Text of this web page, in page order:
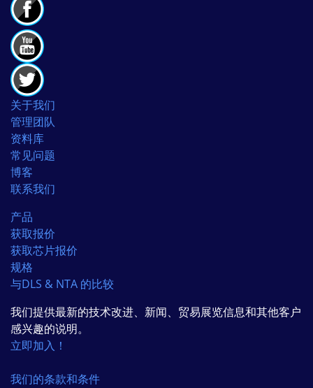
关于我们
管理团队
资料库
常见问题
博客
联系我们
产品
获取报价
获取芯片报价
规格
与DLS & NTA 的比较
我们提供最新的技术改进、新闻、贸易展览信息和其他客户
感兴趣的说明。
立即加入！
我们的条款和条件